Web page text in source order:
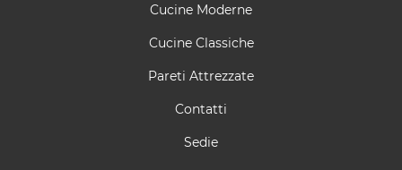
Cucine Moderne
Cucine Classiche
Pareti Attrezzate
Contatti
Sedie